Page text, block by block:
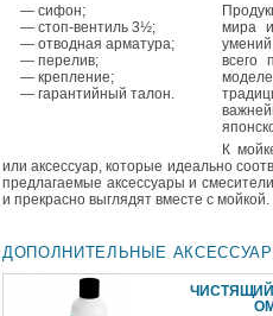
— сифон;
— стоп-вентиль 3½;
— отводная арматура;
— перелив;
— крепление;
— гарантийный талон.
мира
всего
К
или аксессуар, которые идеально
предлагаемые аксессуары и
и прекрасно выглядят вместе с мойкой.
ДОПОЛНИТЕЛЬНЫЕ
ЧИСТЯЩИЙ